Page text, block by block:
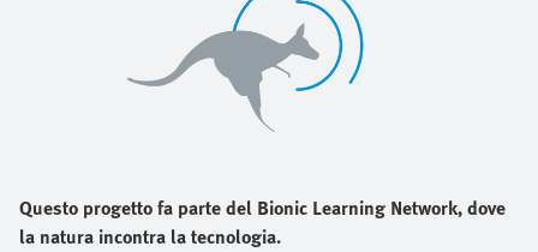
Questo progetto fa parte del Bionic Learning Network, dove
la natura incontra la tecnologia.